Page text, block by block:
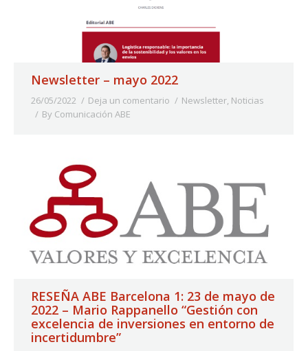
Newsletter – mayo 2022
26/05/2022 Deja un comentario Newsletter, Noticias
By Comunicación ABE
RESEÑA ABE Barcelona 1: 23 de mayo de
2022 – Mario Rappanello “Gestión con
excelencia de inversiones en entorno de
incertidumbre”